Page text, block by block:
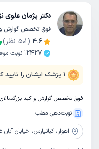
دکتر پژمان علوی
4.6
(
501 نظر)
12427 نوبت
1 پزشک ایشان را تایید
فوق تخصص گوارش و کبد بزرگسالان
نوبت‌دهی مطب
اهواز،کیانپارس، خیابان